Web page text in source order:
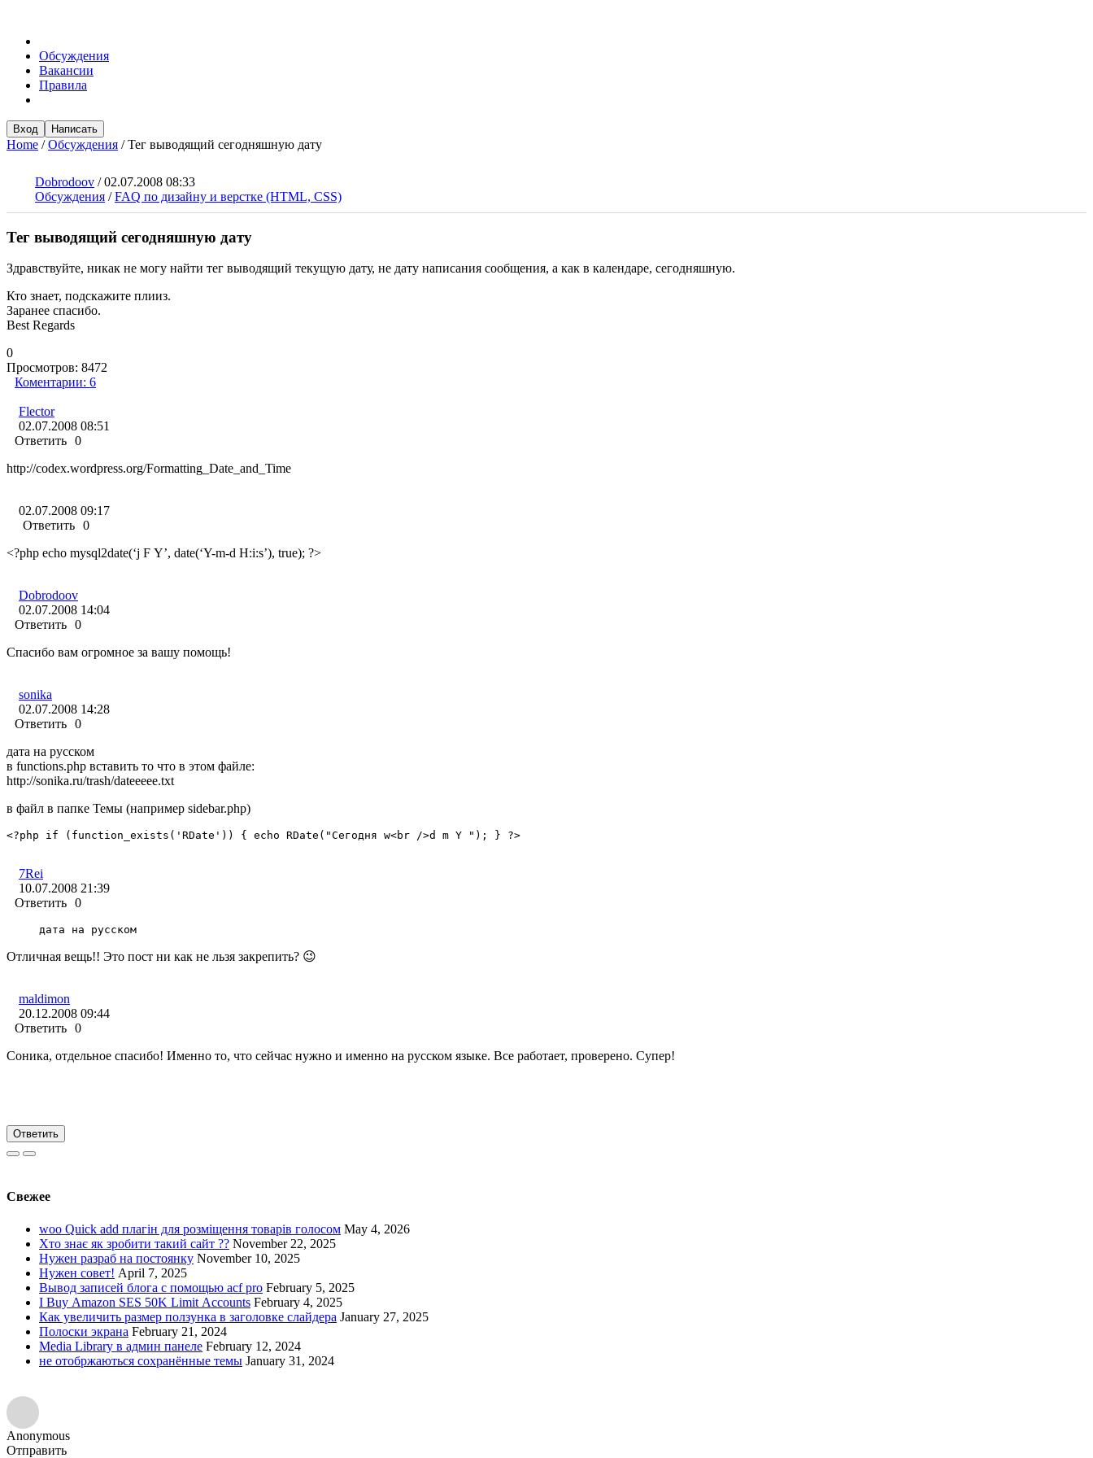
Обсуждения
Вакансии
Правила
Вход Написать
Home /Обсуждения /Тег выводящий сегодняшную дату
Dobrodoov /02.07.2008 08:33
Обсуждения /FAQ по дизайну и верстке (HTML, CSS)
Тег выводящий сегодняшную дату
Здравствуйте, никак не могу найти тег выводящий текущую дату, не дату написания сообщения, а как в календаре, сегодняшную.
Кто знает, подскажите плииз.
Заранее спасибо.
Best Regards
0
Просмотров: 8472
Коментарии: 6
Flector
02.07.2008 08:51
Ответить 0
http://codex.wordpress.org/Formatting_Date_and_Time
02.07.2008 09:17
Ответить 0
<?php echo mysql2date(‘j F Y’, date(‘Y-m-d H:i:s’), true); ?>
Dobrodoov
02.07.2008 14:04
Ответить 0
Спасибо вам огромное за вашу помощь!
sonika
02.07.2008 14:28
Ответить 0
дата на русском
в functions.php вставить то что в этом файле:
http://sonika.ru/trash/dateeeee.txt
в файл в папке Темы (например sidebar.php)
<?php if (function_exists('RDate')) { echo RDate("Сегодня w<br />d m Y "); } ?>
7Rei
10.07.2008 21:39
Ответить 0
дата на русском
Отличная вещь!! Это пост ни как не льзя закрепить? 😉
maldimon
20.12.2008 09:44
Ответить 0
Соника, отдельное спасибо! Именно то, что сейчас нужно и именно на русском языке. Все работает, проверено. Супер!
Ответить
Свежее
woo Quick add плагін для розміщення товарів голосом May 4, 2026
Хто знає як зробити такий сайт ?? November 22, 2025
Нужен разраб на постоянку November 10, 2025
Нужен совет! April 7, 2025
Вывод записей блога с помощью acf pro February 5, 2025
I Buy Amazon SES 50K Limit Accounts February 4, 2025
Как увеличить размер ползунка в заголовке слайдера January 27, 2025
Полоски экрана February 21, 2024
Media Library в админ панеле February 12, 2024
не отобржаються сохранённые темы January 31, 2024
Anonymous
Отправить